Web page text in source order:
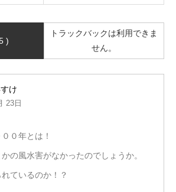
)
トラックバックは利用できま
せん。
け
23日
０年とは！
の風水害がなかったのでしょうか。
ているのか！？